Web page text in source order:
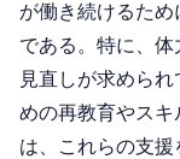
が働き続けるた
である。特に、
見直しが求めら
めの再教育やスキ
は、これらの支